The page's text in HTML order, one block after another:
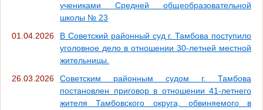
учениками Средней общеобразовательной
школы № 23
01.04.2026
В Советский районный суд г. Тамбова поступило
уголовное дело в отношении 30-летней местной
жительницы.
26.03.2026
Советским районным судом г. Тамбова
постановлен приговор в отношении 41-летнего
жителя Тамбовского округа, обвиняемого в